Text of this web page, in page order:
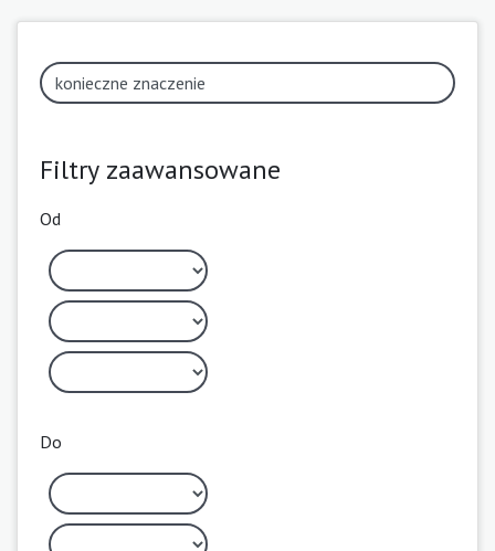
Filtry zaawansowane
Od
Do